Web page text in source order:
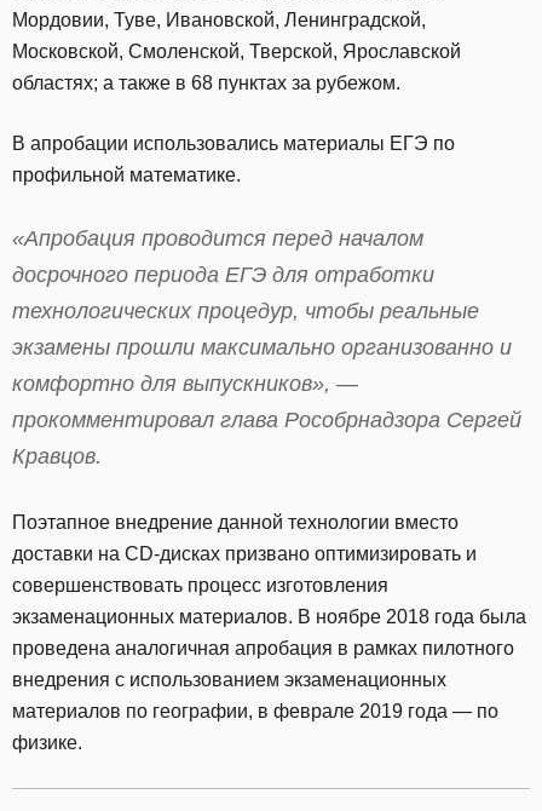
Мордовии, Туве, Ивановской, Ленинградской,
Московской, Смоленской, Тверской, Ярославской
областях; а также в 68 пунктах за рубежом.
В апробации использовались материалы ЕГЭ по
профильной математике.
«Апробация проводится перед началом
досрочного периода ЕГЭ для отработки
технологических процедур, чтобы реальные
экзамены прошли максимально организованно и
комфортно для выпускников», —
прокомментировал глава Рособрнадзора Сергей
Кравцов.
Поэтапное внедрение данной технологии вместо
доставки на CD-дисках призвано оптимизировать и
совершенствовать процесс изготовления
экзаменационных материалов. В ноябре 2018 года была
проведена аналогичная апробация в рамках пилотного
внедрения с использованием экзаменационных
материалов по географии, в феврале 2019 года — по
физике.